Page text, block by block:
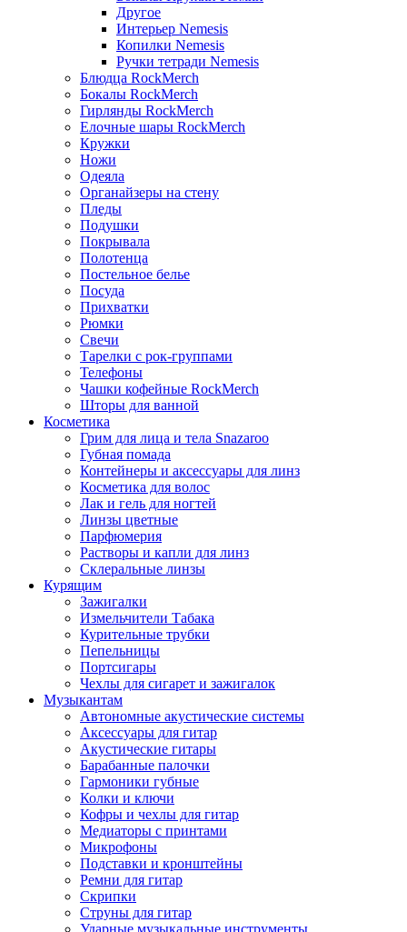
Другое
Интерьер Nemesis
Копилки Nemesis
Ручки тетради Nemesis
Блюдца RockMerch
Бокалы RockMerch
Гирлянды RockMerch
Елочные шары RockMerch
Кружки
Ножи
Одеяла
Органайзеры на стену
Пледы
Подушки
Покрывала
Полотенца
Постельное белье
Посуда
Прихватки
Рюмки
Свечи
Тарелки с рок-группами
Телефоны
Чашки кофейные RockMerch
Шторы для ванной
Косметика
Грим для лица и тела Snazaroo
Губная помада
Контейнеры и аксессуары для линз
Косметика для волос
Лак и гель для ногтей
Линзы цветные
Парфюмерия
Растворы и капли для линз
Склеральные линзы
Курящим
Зажигалки
Измельчители Табака
Курительные трубки
Пепельницы
Портсигары
Чехлы для сигарет и зажигалок
Музыкантам
Автономные акустические системы
Аксессуары для гитар
Акустические гитары
Барабанные палочки
Гармоники губные
Колки и ключи
Кофры и чехлы для гитар
Медиаторы с принтами
Микрофоны
Подставки и кронштейны
Ремни для гитар
Скрипки
Струны для гитар
Ударные музыкальные инструменты